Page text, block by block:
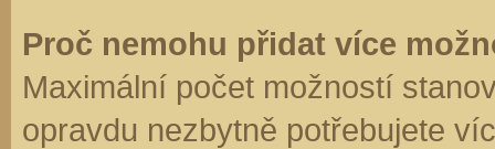
Proč nemohu přidat více
Maximální počet možností
opravdu nezbytně potřebujete